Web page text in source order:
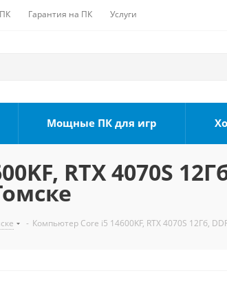
Гарантия на ПК Услуги
Мощные ПК для игр
RTX 4070S
- Компьютер Core i5 14600KF, RTX 4070S 12Гб,